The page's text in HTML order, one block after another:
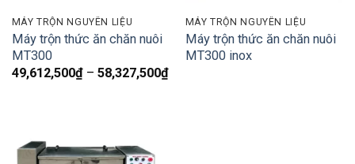
MÁY TRỘN NGUYÊN LIỆU
Máy trộn thức ăn chăn nuôi
MT300
49,612,500₫ – 58,327,500₫Khoảng
MÁY TRỘN NGUYÊN LIỆU
Máy trộn thức ăn chăn nuôi
MT300 inox